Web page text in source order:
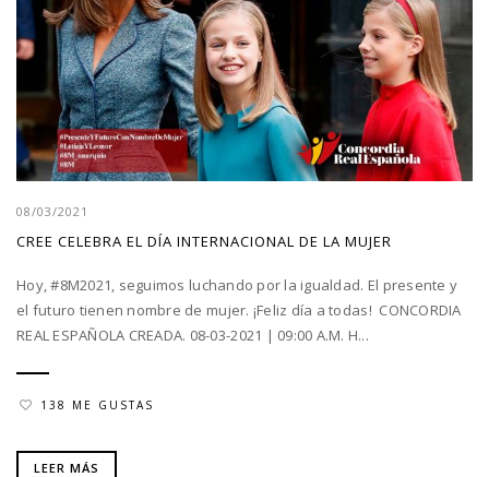
08/03/2021
CREE CELEBRA EL DÍA INTERNACIONAL DE LA MUJER
Hoy, #8M2021, seguimos luchando por la igualdad. El presente y
el futuro tienen nombre de mujer. ¡Feliz día a todas! ‍ CONCORDIA
REAL ESPAÑOLA CREADA. 08-03-2021 | 09:00 A.M. H...
138 ME GUSTAS
LEER MÁS